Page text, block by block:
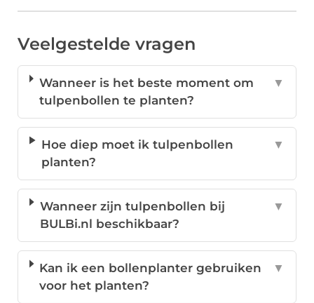
Veelgestelde vragen
Wanneer is het beste moment om
tulpenbollen te planten?
▼
Hoe diep moet ik tulpenbollen
planten?
▼
Wanneer zijn tulpenbollen bij
BULBi.nl beschikbaar?
▼
Kan ik een bollenplanter gebruiken
voor het planten?
▼